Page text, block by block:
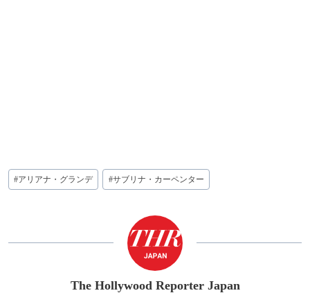
投
稿
#アリアナ・グランデ #サブリナ・カーペンター
The Hollywood Reporter Japan